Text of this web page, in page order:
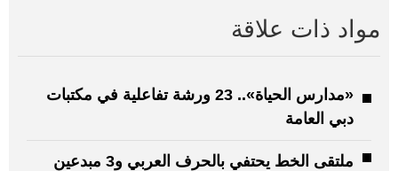
مواد ذات علاقة
«مدارس الحياة».. 23 ورشة تفاعلية في مكتبات
دبي العامة
ملتقى الخط يحتفي بالحرف العربي و3 مبدعين